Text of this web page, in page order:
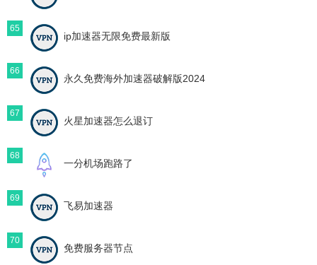
65
ip加速器无限免费最新版
66
永久免费海外加速器破解版2024
67
火星加速器怎么退订
68
一分机场跑路了
69
飞易加速器
70
免费服务器节点